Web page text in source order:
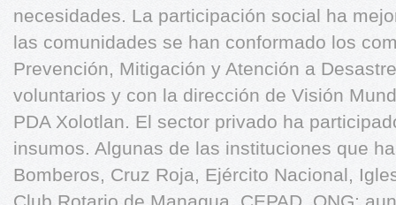
necesidades. La participación social ha
las comunidades se han conformado los
Prevención, Mitigación y Atención a
voluntarios y con la dirección de Visión
PDA Xolotlan. El sector privado ha
insumos. Algunas de las instituciones que
Bomberos, Cruz Roja, Ejército Nacional,